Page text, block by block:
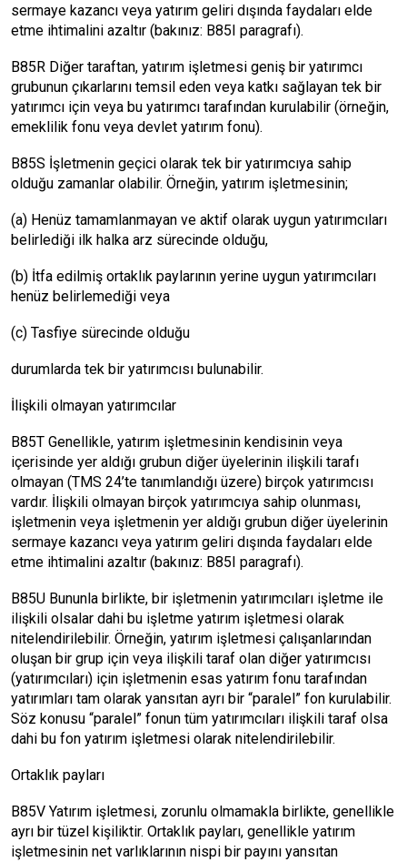
sermaye kazancı veya yatırım geliri dışında faydaları elde
etme ihtimalini azaltır (bakınız: B85I paragrafı).
B85R Diğer taraftan, yatırım işletmesi geniş bir yatırımcı
grubunun çıkarlarını temsil eden veya katkı sağlayan tek bir
yatırımcı için veya bu yatırımcı tarafından kurulabilir (örneğin,
emeklilik fonu veya devlet yatırım fonu).
B85S İşletmenin geçici olarak tek bir yatırımcıya sahip
olduğu zamanlar olabilir. Örneğin, yatırım işletmesinin;
(a) Henüz tamamlanmayan ve aktif olarak uygun yatırımcıları
belirlediği ilk halka arz sürecinde olduğu,
(b) İtfa edilmiş ortaklık paylarının yerine uygun yatırımcıları
henüz belirlemediği veya
(c) Tasfiye sürecinde olduğu
durumlarda tek bir yatırımcısı bulunabilir.
İlişkili olmayan yatırımcılar
B85T Genellikle, yatırım işletmesinin kendisinin veya
içerisinde yer aldığı grubun diğer üyelerinin ilişkili tarafı
olmayan (TMS 24’te tanımlandığı üzere) birçok yatırımcısı
vardır. İlişkili olmayan birçok yatırımcıya sahip olunması,
işletmenin veya işletmenin yer aldığı grubun diğer üyelerinin
sermaye kazancı veya yatırım geliri dışında faydaları elde
etme ihtimalini azaltır (bakınız: B85I paragrafı).
B85U Bununla birlikte, bir işletmenin yatırımcıları işletme ile
ilişkili olsalar dahi bu işletme yatırım işletmesi olarak
nitelendirilebilir. Örneğin, yatırım işletmesi çalışanlarından
oluşan bir grup için veya ilişkili taraf olan diğer yatırımcısı
(yatırımcıları) için işletmenin esas yatırım fonu tarafından
yatırımları tam olarak yansıtan ayrı bir “paralel” fon kurulabilir.
Söz konusu “paralel” fonun tüm yatırımcıları ilişkili taraf olsa
dahi bu fon yatırım işletmesi olarak nitelendirilebilir.
Ortaklık payları
B85V Yatırım işletmesi, zorunlu olmamakla birlikte, genellikle
ayrı bir tüzel kişiliktir. Ortaklık payları, genellikle yatırım
işletmesinin net varlıklarının nispi bir payını yansıtan